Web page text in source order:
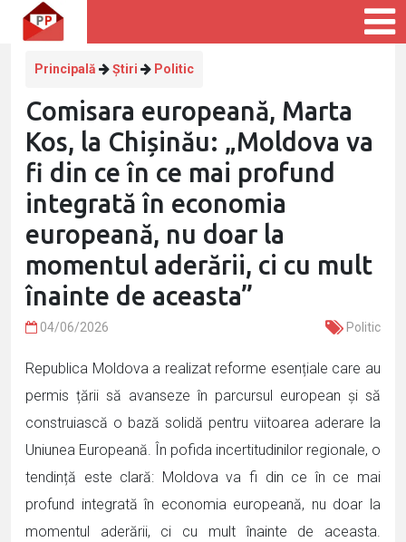
Principală Știri Politic
Comisara europeană, Marta
Kos, la Chișinău: „Moldova va
fi din ce în ce mai profund
integrată în economia
europeană, nu doar la
momentul aderării, ci cu mult
înainte de aceasta”
04/06/2026 Politic
Republica Moldova a realizat reforme esențiale care au
permis țării să avanseze în parcursul european și să
construiască o bază solidă pentru viitoarea aderare la
Uniunea Europeană. În pofida incertitudinilor regionale, o
tendință este clară: Moldova va fi din ce în ce mai
profund integrată în economia europeană, nu doar la
momentul aderării, ci cu mult înainte de aceasta.